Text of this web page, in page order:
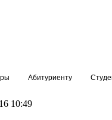
Абитуриенту
10:49